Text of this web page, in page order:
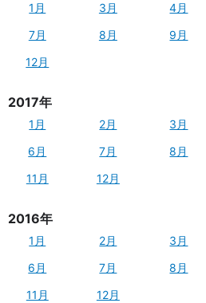
1月 3月 4月
7月
8月 9月
12月
2017年
1月 2月 3月
6月
7月 8月
11月
12月
2016年
1月 2月 3月
6月
7月 8月
11月
12月